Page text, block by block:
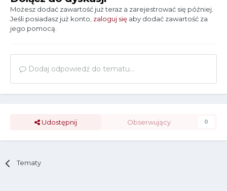
Możesz dodać zawartość już teraz a zarejestrować się później.
Jeśli posiadasz już konto, zaloguj się aby dodać zawartość za
jego pomocą.
Dodaj odpowiedź do tematu...
Udostępnij Obserwujący 0
Tematy